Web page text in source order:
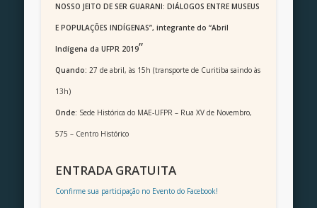
NOSSO JEITO DE SER GUARANI: DIÁLOGOS ENTRE MUSEUS
E POPULAÇÕES INDÍGENAS”, integrante do “Abril
Indígena da UFPR 2019”
Quando: 27 de abril, às 15h (transporte de Curitiba saindo às
13h)
Onde: Sede Histórica do MAE-UFPR – Rua XV de Novembro,
575 – Centro Histórico
ENTRADA GRATUITA
Confirme sua participação no Evento do Facebook!